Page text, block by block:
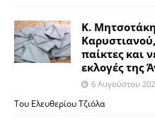
Κ.
παίκτες και
εκλογές της
6 Αυγούστου
Του Ελευθερίου Τζιόλα